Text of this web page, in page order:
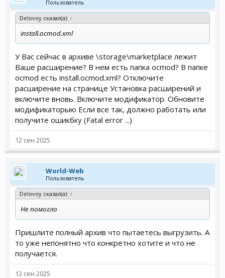
Пользователь
Delovoy сказал(а): ↑
install.ocmod.xml
У Вас сейчас в архиве \storage\marketplace лежит
Ваше расширение? В нем есть папка ocmod? В папке
ocmod есть install.ocmod.xml? Отключите
расширение на странице Установка расширений и
включите вновь. Включите модификатор. Обновите
модификаторыю Если все так, должно работать или
получите ошикбку (Fatal error ...)
12 сен 2025
World-Web
Пользователь
Delovoy сказал(а): ↑
Не помогло
Пришлите полный архив что пытаетесь выгрузить. А
то уже непонятно что конкретно хотите и что не
получается.
12 сен 2025